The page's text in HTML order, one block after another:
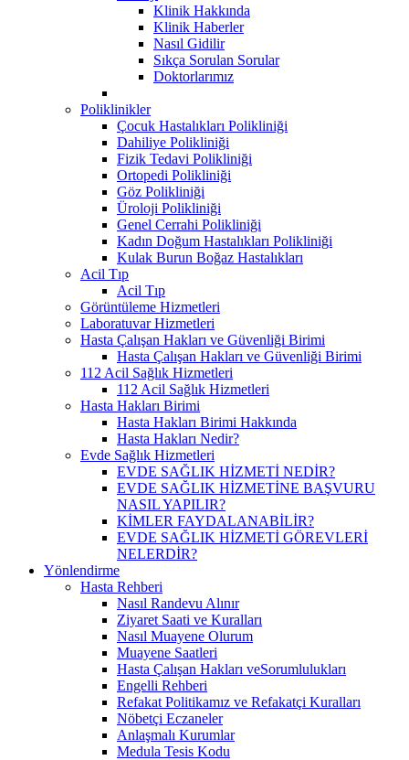
Klinik Hakkında
Klinik Haberler
Nasıl Gidilir
Sıkça Sorulan Sorular
Doktorlarımız
Poliklinikler
Çocuk Hastalıkları Polikliniği
Dahiliye Polikliniği
Fizik Tedavi Polikliniği
Ortopedi Polikliniği
Göz Polikliniği
Üroloji Polikliniği
Genel Cerrahi Polikliniği
Kadın Doğum Hastalıkları Polikliniği
Kulak Burun Boğaz Hastalıkları
Acil Tıp
Acil Tıp
Görüntüleme Hizmetleri
Laboratuvar Hizmetleri
Hasta Çalışan Hakları ve Güvenliği Birimi
Hasta Çalışan Hakları ve Güvenliği Birimi
112 Acil Sağlık Hizmetleri
112 Acil Sağlık Hizmetleri
Hasta Hakları Birimi
Hasta Hakları Birimi Hakkında
Hasta Hakları Nedir?
Evde Sağlık Hizmetleri
EVDE SAĞLIK HİZMETİ NEDİR?
EVDE SAĞLIK HİZMETİNE BAŞVURU
NASIL YAPILIR?
KİMLER FAYDALANABİLİR?
EVDE SAĞLIK HİZMETİ GÖREVLERİ
NELERDİR?
Yönlendirme
Hasta Rehberi
Nasıl Randevu Alınır
Ziyaret Saati ve Kuralları
Nasıl Muayene Olurum
Muayene Saatleri
Hasta Çalışan Hakları veSorumlulukları
Engelli Rehberi
Refakat Politikamız ve Refakatçi Kuralları
Nöbetçi Eczaneler
Anlaşmalı Kurumlar
Medula Tesis Kodu